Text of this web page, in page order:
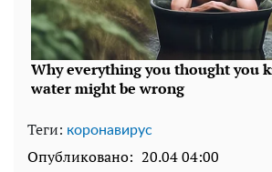
Теги: коронавирус
Опубликовано: 20.04 04:00